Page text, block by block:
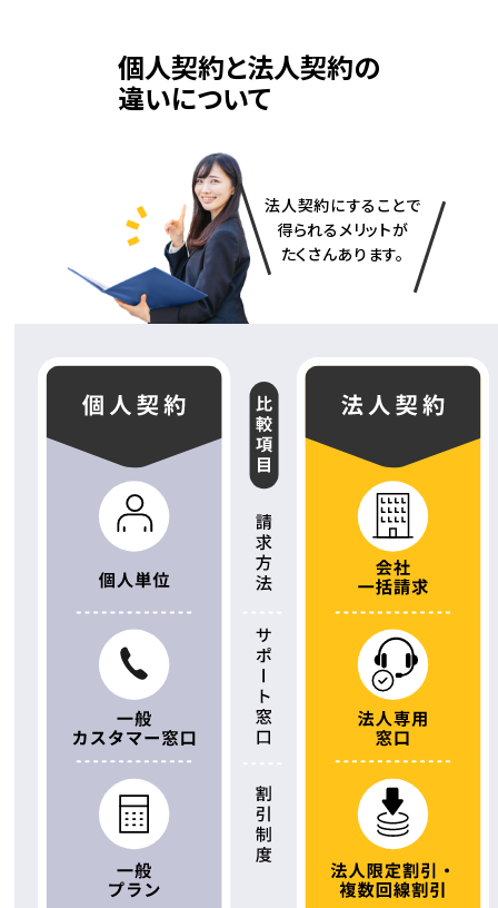
個人契約と法人契約の
違いについて
法人契約にすることで
得られるメリットが
たくさんあります。